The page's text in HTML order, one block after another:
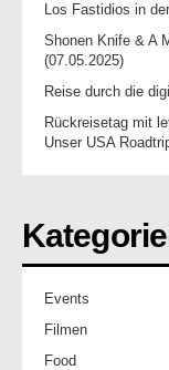
Los Fastidios in
Shonen Knife & A
(07.05.2025)
Reise durch die
Rückreisetag mit
Unser USA
Events
Filmen
Food